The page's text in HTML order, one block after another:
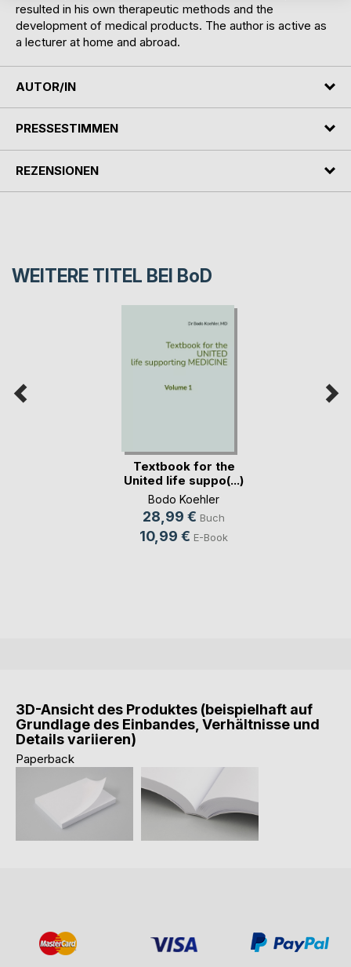
resulted in his own therapeutic methods and the
development of medical products. The author is active as
a lecturer at home and abroad.
AUTOR/IN
PRESSESTIMMEN
REZENSIONEN
WEITERE TITEL BEI BoD
Textbook for the
United life suppo(...)
Bodo Koehler
28,99 € Buch
10,99 € E-Book
3D-Ansicht des Produktes (beispielhaft auf
Grundlage des Einbandes, Verhältnisse und
Details variieren)
Paperback